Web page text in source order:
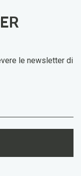
le newsletter di